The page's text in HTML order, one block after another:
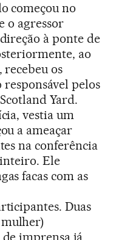
começou no
o agressor
à ponte de
ao
os
responsável pelos
Yard.
vestia um
a ameaçar
na conferência
Ele
facas com as
Duas
imprensa já